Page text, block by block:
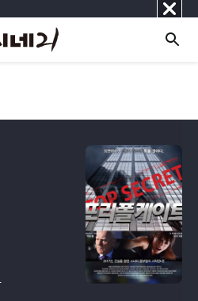
닫
기